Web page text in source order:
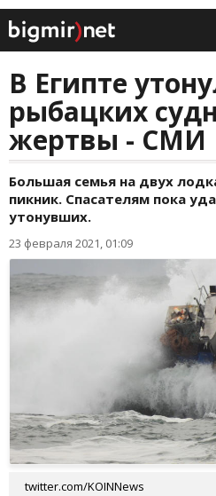
В Египте
рыбацких
жертвы - СМИ
Большая семья на двух
пикник. Спасателям пока
утонувших.
23 февраля 2021, 01:09
twitter.com/KOINNews